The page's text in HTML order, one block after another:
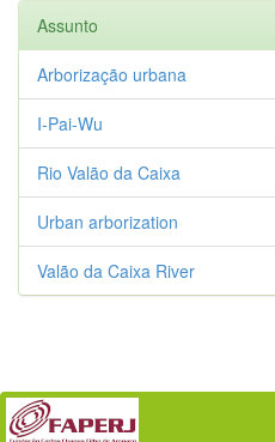
Assunto
Arborização urbana
I-Pai-Wu
Rio Valão da Caixa
Urban arborization
Valão da Caixa River